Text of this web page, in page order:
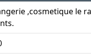
,cosmetique le